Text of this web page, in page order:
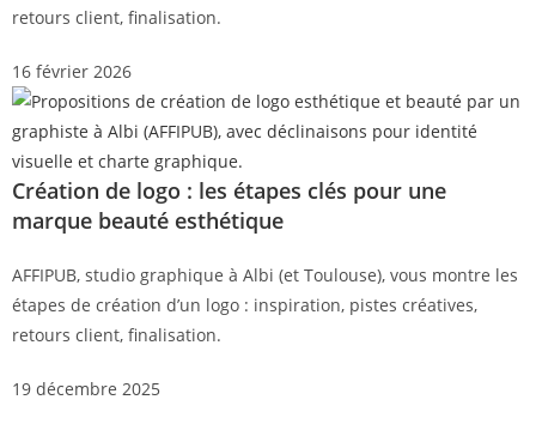
retours client, finalisation.
16 février 2026
Création de logo : les étapes clés pour une
marque beauté esthétique
AFFIPUB, studio graphique à Albi (et Toulouse), vous montre les
étapes de création d’un logo : inspiration, pistes créatives,
retours client, finalisation.
19 décembre 2025